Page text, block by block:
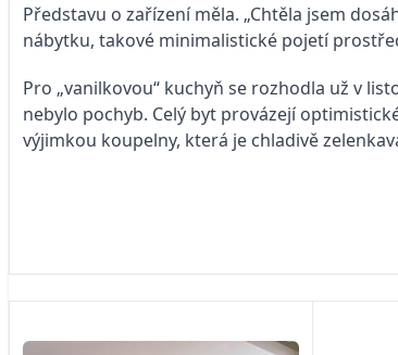
Představu o zařízení měla. „Chtěla jsem
nábytku, takové minimalistické pojetí
Pro „vanilkovou“ kuchyň se rozhodla už v
nebylo pochyb. Celý byt provázejí
výjimkou koupelny, která je chladivě